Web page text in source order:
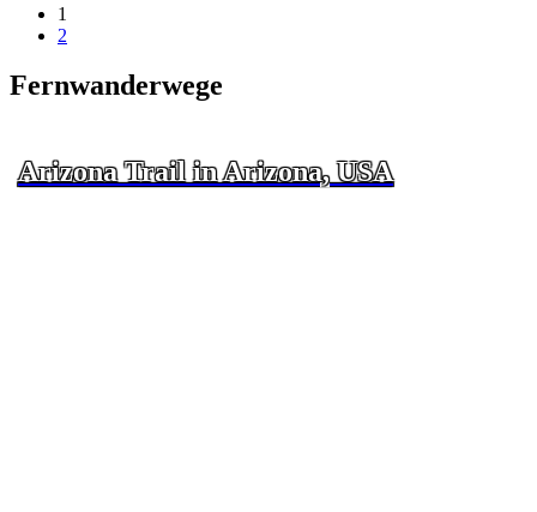
1
2
Fernwanderwege
Arizona Trail in Arizona, USA